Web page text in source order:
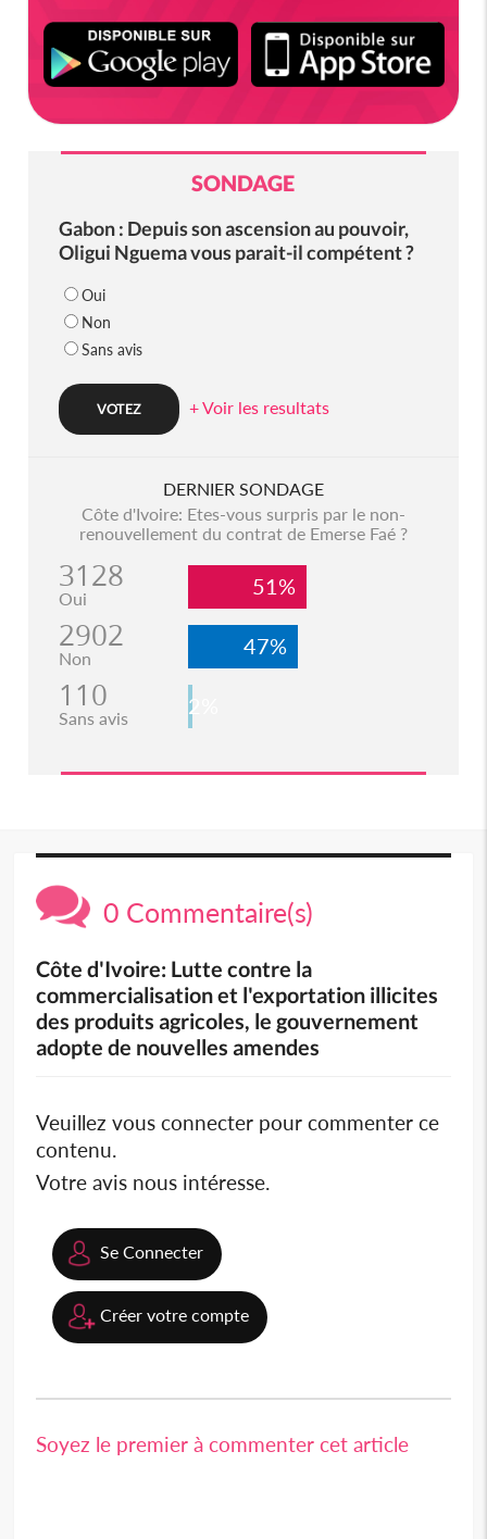
SONDAGE
Gabon : Depuis son ascension au pouvoir,
Oligui Nguema vous parait-il compétent ?
Oui
Non
Sans avis
+ Voir les resultats
DERNIER SONDAGE
Côte d'Ivoire: Etes-vous surpris par le non-
renouvellement du contrat de Emerse Faé ?
3128
Oui 51%
2902
Non 47%
110
Sans avis 2%
0 Commentaire(s)
Côte d'Ivoire: Lutte contre la
commercialisation et l'exportation illicites
des produits agricoles, le gouvernement
adopte de nouvelles amendes
Veuillez vous connecter pour commenter ce
contenu.
Votre avis nous intéresse.
Se Connecter
Créer votre compte
Soyez le premier à commenter cet article